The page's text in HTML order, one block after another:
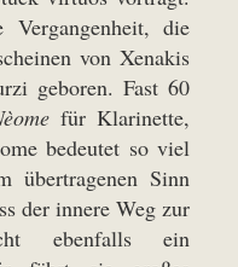
die
von Xenakis
geboren. Fast 60
für Klarinette,
bedeutet so viel
übertragenen Sinn
der innere Weg zur
ebenfalls ein